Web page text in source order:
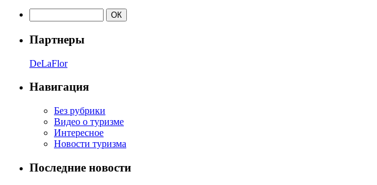
Партнеры
DeLaFlor
Навигация
Без рубрики
Видео о туризме
Интересное
Новости туризма
Последние новости